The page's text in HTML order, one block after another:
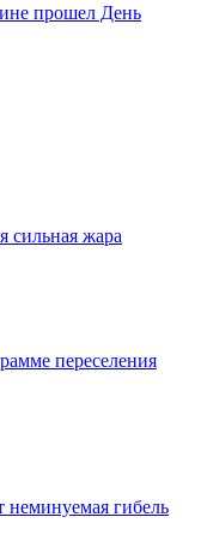
прошел День
сильная жара
переселения
неминуемая гибель